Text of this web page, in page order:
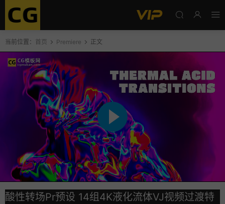
当前位置： 首页 Premiere 正文
酸性转场Pr预设 14组4K液化流体VJ视频过渡特